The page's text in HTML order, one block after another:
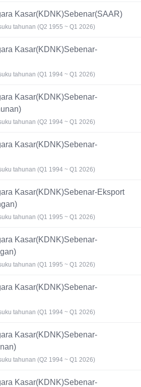
Kasar(KDNK)Sebenar(SAAR)
tahunan (Q2 1955 ~ Q1 2026)
Kasar(KDNK)Sebenar-
tahunan (Q1 1994 ~ Q1 2026)
Kasar(KDNK)Sebenar-
tahunan (Q2 1994 ~ Q1 2026)
Kasar(KDNK)Sebenar-
tahunan (Q1 1994 ~ Q1 2026)
Kasar(KDNK)Sebenar-Eksport
tahunan (Q1 1995 ~ Q1 2026)
Kasar(KDNK)Sebenar-
tahunan (Q1 1995 ~ Q1 2026)
Kasar(KDNK)Sebenar-
tahunan (Q1 1994 ~ Q1 2026)
Kasar(KDNK)Sebenar-
tahunan (Q2 1994 ~ Q1 2026)
Kasar(KDNK)Sebenar-